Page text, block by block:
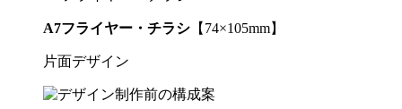
A7フライヤー・チラシ 【74×105mm】
片面デザイン